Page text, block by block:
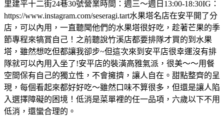
里建平十二街24巷30號營業時間：週三～週日13:00-18:30IG：
https://www.instagram.com/seseragi.tart水果塔名店在安平開了分
店，可以內用，一直聽聞他們的水果塔很好吃，趁著芒果的季
節專程來犒賞自己！之前聽說竹溪店都要排隊才買的到水果
塔，雖然想吃但都讓我卻步~但這次來到安平店很幸運沒有排
隊就可以內用入坐了!安平店的裝潢高雅氣派，很美～～用餐
空間保有自己的獨立性，不會擁擠，讓人自在。甜點整齊的呈
現，每個看起來都好好吃～雖然口味不算很多，但還是讓人陷
入選擇障礙的困境！低消是菜單裡的任一品項，六歲以下不用
低消，還蠻合理的。